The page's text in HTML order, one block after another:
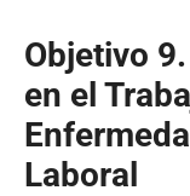
Objetivo
en el
Laboral